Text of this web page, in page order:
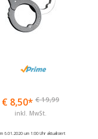
€ 8,50* € 19,99
inkl. MwSt.
6.01.2020 um 1:00 Uhr aktualisiert